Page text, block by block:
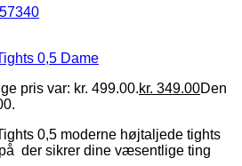
0,5 Dame
pris var: kr. 499.00.kr. 349.00Den
0,5 moderne højtaljede tights
der sikrer dine væsentlige ting